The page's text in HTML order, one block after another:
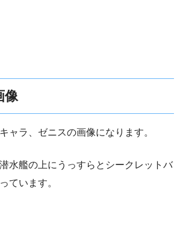
像
ャラ、ゼニスの画像になります。
水艦の上にうっすらとシークレットバ
ています。